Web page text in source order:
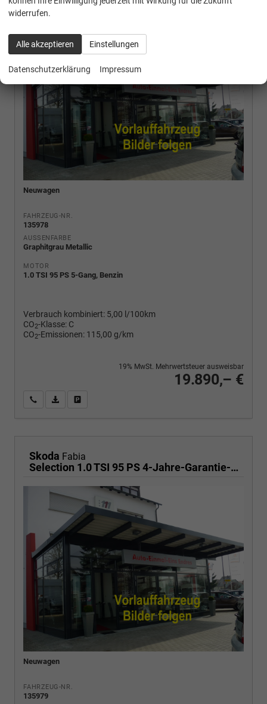
Neuwagen
FAHRZEUG-NR.
135978
AUSSENFARBE
Graphitgrau Metallic
MOTOR
1.0 TSI 95 PS 5-Gang, Benzin
Verbrauch kombiniert: 5,00 l/100km
CO2-Klasse: C
CO2-Emissionen: 115,00 g/km
19.890,– €
19% MwSt. Mehrwertsteuer ausweisbar
Wir rufen Sie anPDF-Fahrzeugexposé drucken
Skoda Fabia
Selection 1.0 TSI 95 PS 4-Jahre-Garantie-AppleCarPlay-AndroidAuto-LED-PDC-Sitzheizung-DAB-Klima
Neuwagen
FAHRZEUG-NR.
135979
widerrufen.
Alle akzeptieren Einstellungen
Datenschutzerklärung Impressum